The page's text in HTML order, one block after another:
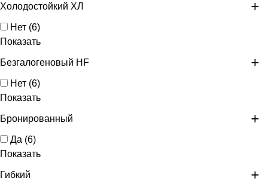
Холодостойкий ХЛ
Нет (6)
Показать
Безгалогеновый HF
Нет (6)
Показать
Бронированный
Да (6)
Показать
Гибкий